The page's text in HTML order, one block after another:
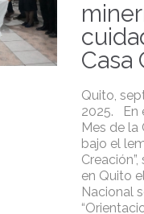
Casa
Quito,
2025. En
Mes de la
bajo el
en Quito
Nacional